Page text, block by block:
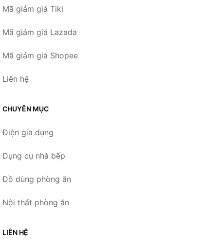
Mã giảm giá Tiki
Mã giảm giá Lazada
Mã giảm giá Shopee
Liên hệ
CHUYÊN MỤC
Điện gia dụng
Dụng cụ nhà bếp
Đồ dùng phòng ăn
Nội thất phòng ăn
LIÊN HỆ